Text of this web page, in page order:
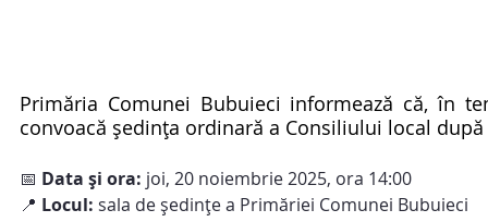
Primăria Comunei Bubuieci informează că, în
convoacă ședința ordinară a Consiliului local
📅 Data și ora: joi, 20 noiembrie 2025, ora 14:00
📍 Locul: sala de ședințe a Primăriei Comunei Bubuieci